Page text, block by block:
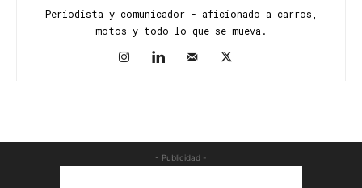
Periodista y comunicador - aficionado a carros,
motos y todo lo que se mueva.
- Publicidad -